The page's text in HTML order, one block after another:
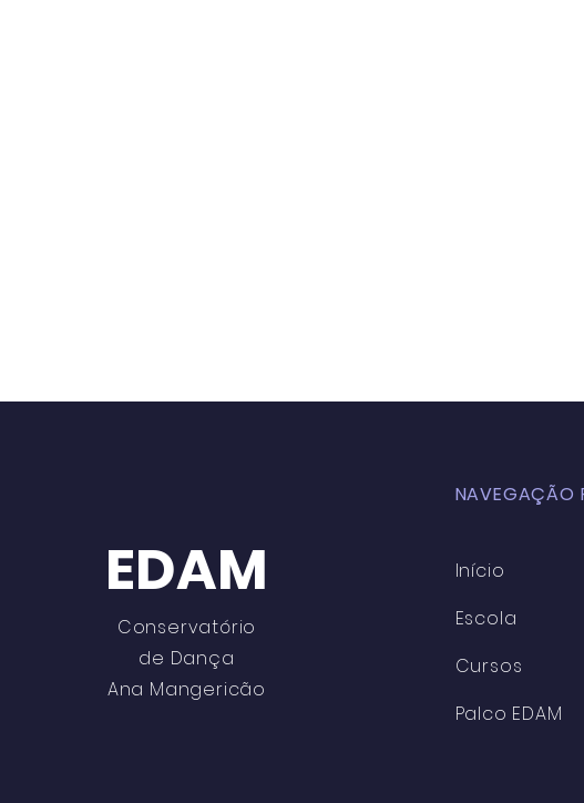
EDAM
Conservatório
de Dança
Ana Mangericão
NAVEGAÇÃO
Início
Escola
Cursos
Palco EDAM